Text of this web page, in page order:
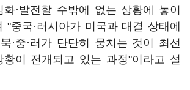
화·발전할 수밖에 없는 상황에 놓이
"중국·러시아가 미국과 대결 상태에
·중·러가 단단히 뭉치는 것이 최선
이 전개되고 있는 과정"이라고 설